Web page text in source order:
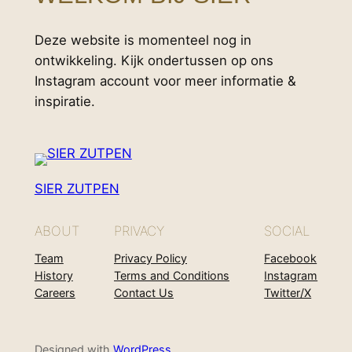
Deze website is momenteel nog in
ontwikkeling. Kijk ondertussen op ons
Instagram account voor meer informatie &
inspiratie.
SIER ZUTPEN
ABOUT
Team
History
Careers
PRIVACY
Privacy Policy
Terms and Conditions
Contact Us
SOCIAL
Facebook
Instagram
Twitter/X